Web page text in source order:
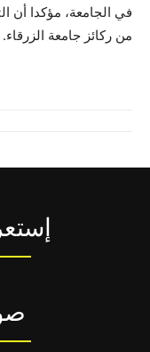
في الجامعة، مؤكدا أن
من ركائز جامعة الزرقاء.